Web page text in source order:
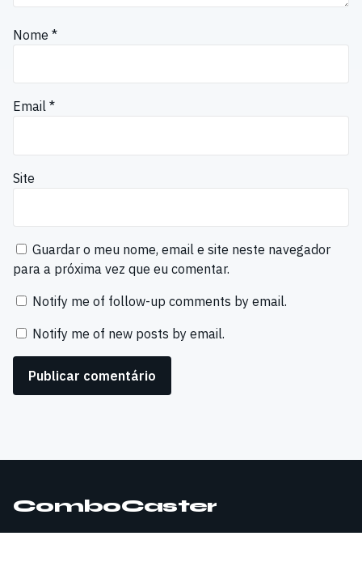
Nome *
Email *
Site
Guardar o meu nome, email e site neste navegador
para a próxima vez que eu comentar.
Notify me of follow-up comments by email.
Notify me of new posts by email.
ComboCaster